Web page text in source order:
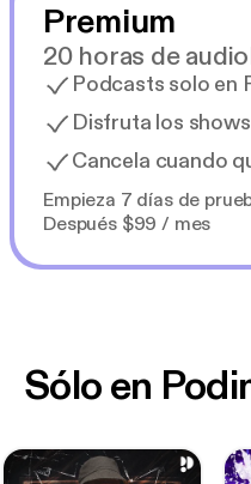
Premium
20 horas de
Podcasts solo en
Disfruta los
Cancela cuando
Empieza 7 días de
Después $99 / mes
Sólo en